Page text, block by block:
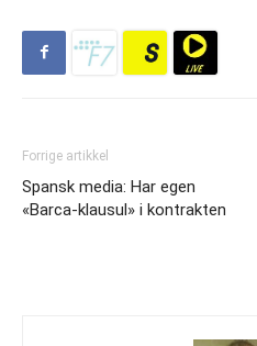
Forrige artikkel
Spansk media: Har egen
«Barca-klausul» i kontrakten